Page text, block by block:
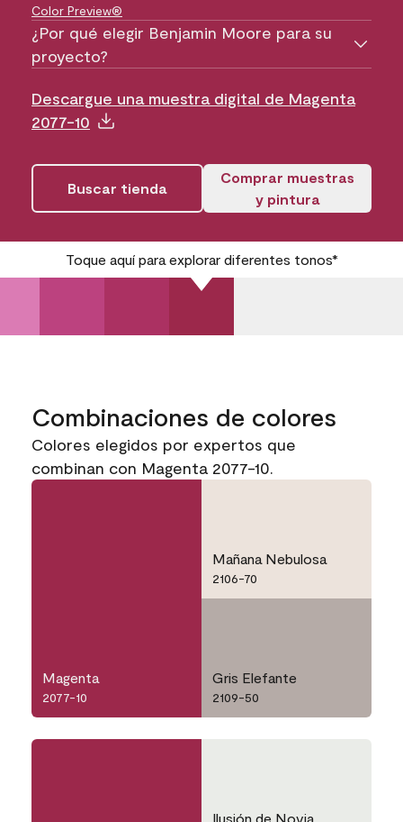
Color Preview®
¿Por qué elegir Benjamin Moore para su
proyecto?
Descargue una muestra digital de Magenta
2077-10
Buscar tienda
Comprar muestras
y pintura
Toque aquí para explorar diferentes tonos*
Combinaciones de colores
Colores elegidos por expertos que
combinan con Magenta 2077-10.
Magenta
2077-10
Mañana Nebulosa
2106-70
Gris Elefante
2109-50
Ilusión de Novia